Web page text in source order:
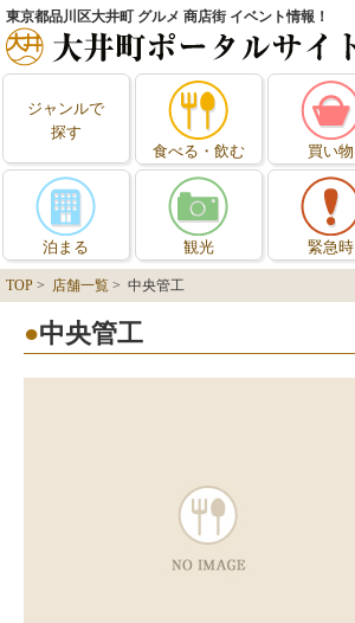
東京都品川区大井町 グルメ 商店街 イベント情報！
ジャンルで
探す
食べる・飲む
買い物
泊まる 観光 緊急時
TOP > 店舗一覧 > 中央管工
中央管工